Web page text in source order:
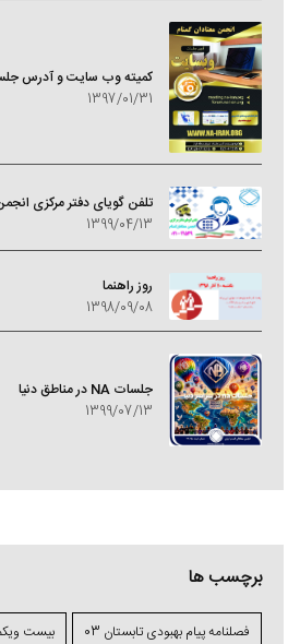
کمیته وب سایت و آدرس
1397/01/31
تلفن گویای دفتر مرکزی
1399/04/13
روز راهنما
1398/09/08
جلسات NA در مناطق دنیا
1399/07/13
برچسب ها
فصلنامه پیام بهبودی تابستان 03 بیست